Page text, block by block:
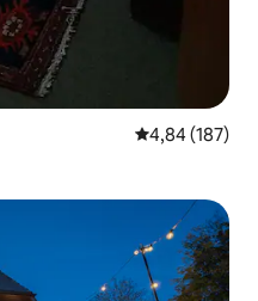
5 üzerinden
4,84 (187)